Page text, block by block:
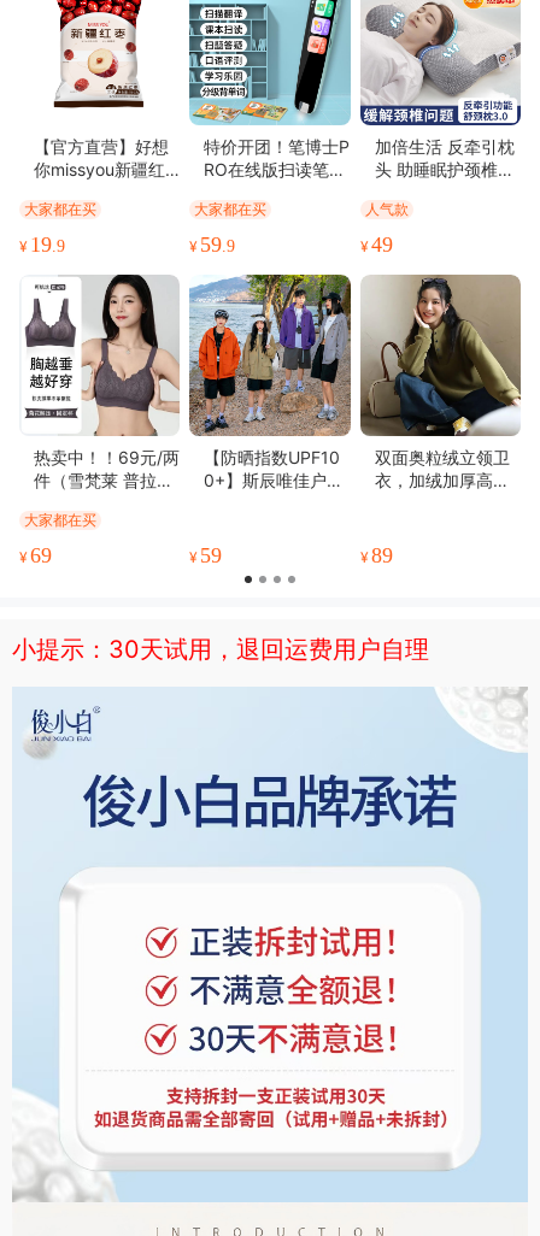
纸张精良(34) 结实牢固(33) 必备书籍(32) 体感舒适(32)
方便实用(28) 字体适宜(27) 款式时尚(26) 格外清爽(25)
透气性好(25) 很显气质(23) 上身好看(21) 高端大气(19)
易于使用(17) 很有弹力(16) 物流很快(14) 完美无瑕(12)
薄厚适中(11) 无油腻感(11) 精美雅致(10) 优美详细(10)
清香四溢(9) 清香软糯(9) 清晰度高(9) 做工精致(9)
松软可口(6) 功能强劲(6) 不占空间(6)
【官方直营】好想
你missyou新疆红
袋
大家都在买
¥ 19.9
特价开团！笔博士P
RO在线版扫读笔D
本扫读 扫题答疑 口
语评测 学习乐园 分
大家都在买
¥ 59.9
加倍生活 反牵引枕
头 助睡眠护颈椎枕
反弓富贵包护颈枕
品牌直发
人气款
¥49
热卖中！！69元/两
件（雪梵莱 普拉提
调整型无痕内衣 双
重提拉 塑造好胸型
大家都在买
¥69
【防晒指数UPF10
0+】斯辰唯佳户外
防风防雨 透气清爽
¥ 59
双面奥粒绒立领卫
衣，加绒加厚高克
¥89
小提示：30天试用，退回运费用户自理